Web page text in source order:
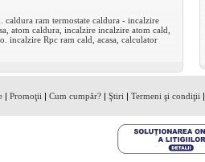
caldura ram termostate caldura - incalzire
atom caldura, incalzire incalzire atom cald,
incalzire Rpc ram cald, acasa, calculator
| Promoţii | Cum cumpăr?| Ştiri | Termeni şi condiţii